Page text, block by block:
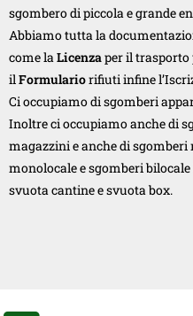
sgombero di piccola e grande
Abbiamo tutta la
come laLicenzaper il trasporto
ilFormulariorifiuti infine
Ci occupiamo di sgomberi
Inoltre ci occupiamo anche di
magazzini e anche di
monolocale e sgomberi
svuota cantine e svuota box.